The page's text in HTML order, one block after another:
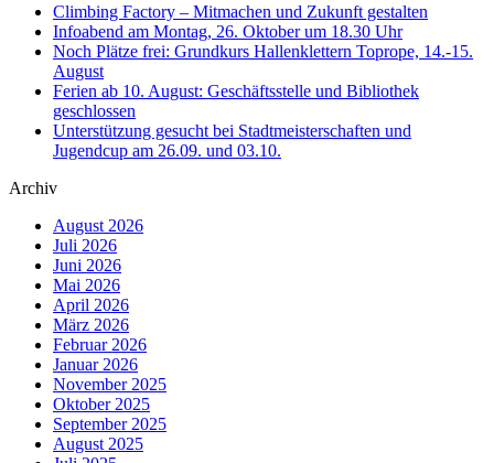
Climbing Factory – Mitmachen und Zukunft gestalten
Infoabend am Montag, 26. Oktober um 18.30 Uhr
Noch Plätze frei: Grundkurs Hallenklettern Toprope, 14.-15.
August
Ferien ab 10. August: Geschäftsstelle und Bibliothek
geschlossen
Unterstützung gesucht bei Stadtmeisterschaften und
Jugendcup am 26.09. und 03.10.
Archiv
August 2026
Juli 2026
Juni 2026
Mai 2026
April 2026
März 2026
Februar 2026
Januar 2026
November 2025
Oktober 2025
September 2025
August 2025